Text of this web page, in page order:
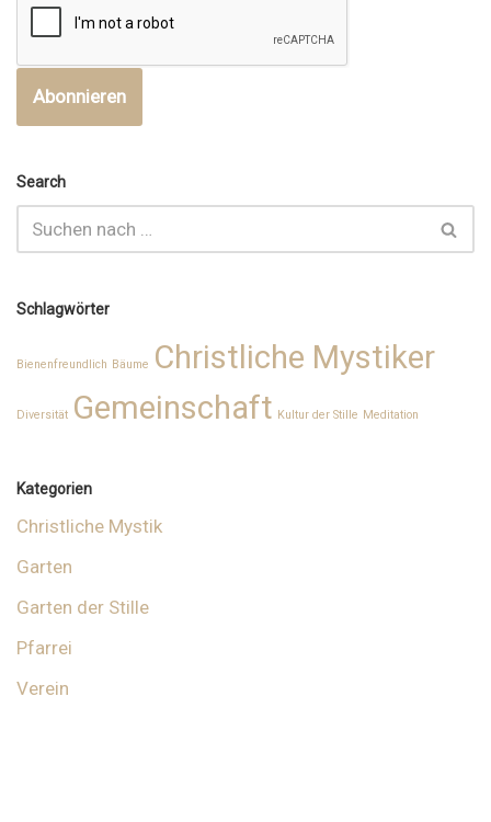
Search
Schlagwörter
Bienenfreundlich Bäume Christliche Mystiker
Diversität Gemeinschaft Kultur der Stille Meditation
Kategorien
Christliche Mystik
Garten
Garten der Stille
Pfarrei
Verein